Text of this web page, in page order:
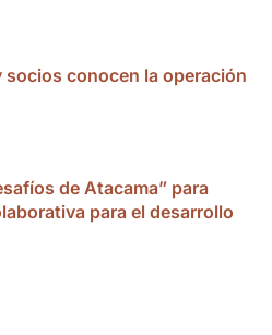
socios conocen la operación
de Atacama” para
para el desarrollo